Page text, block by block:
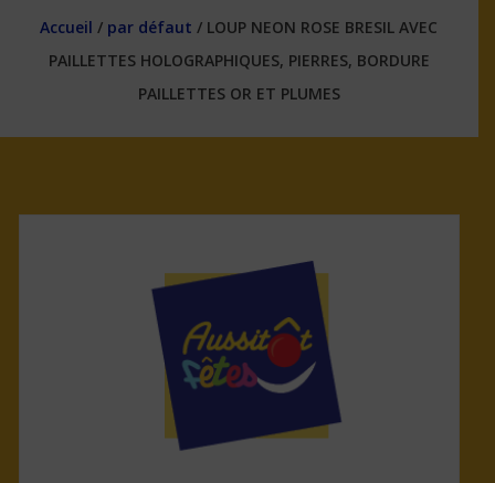
Accueil / par défaut / LOUP NEON ROSE BRESIL AVEC
PAILLETTES HOLOGRAPHIQUES, PIERRES, BORDURE
PAILLETTES OR ET PLUMES